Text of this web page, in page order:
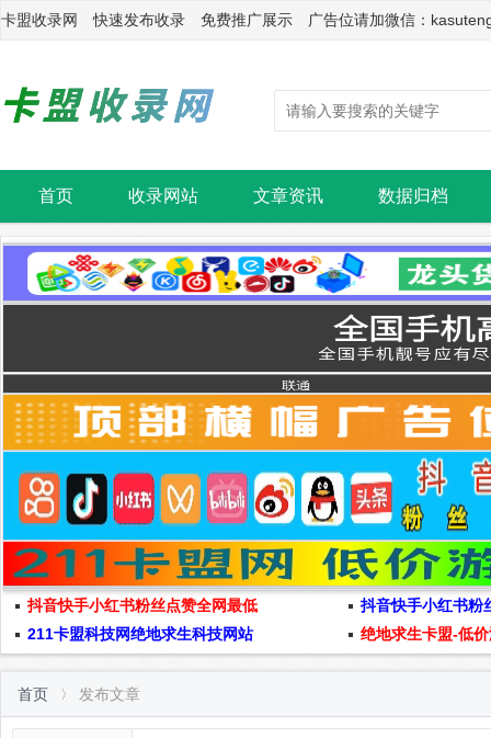
卡盟收录网 快速发布收录 免费推广展示 广告位请加微信：
首页 收录网站 文章资讯 数据归档
抖音快手小红书粉丝点赞全网最低
抖音快手小红书粉
211卡盟科技网绝地求生科技网站
绝地求生卡盟-低
首页 发布文章